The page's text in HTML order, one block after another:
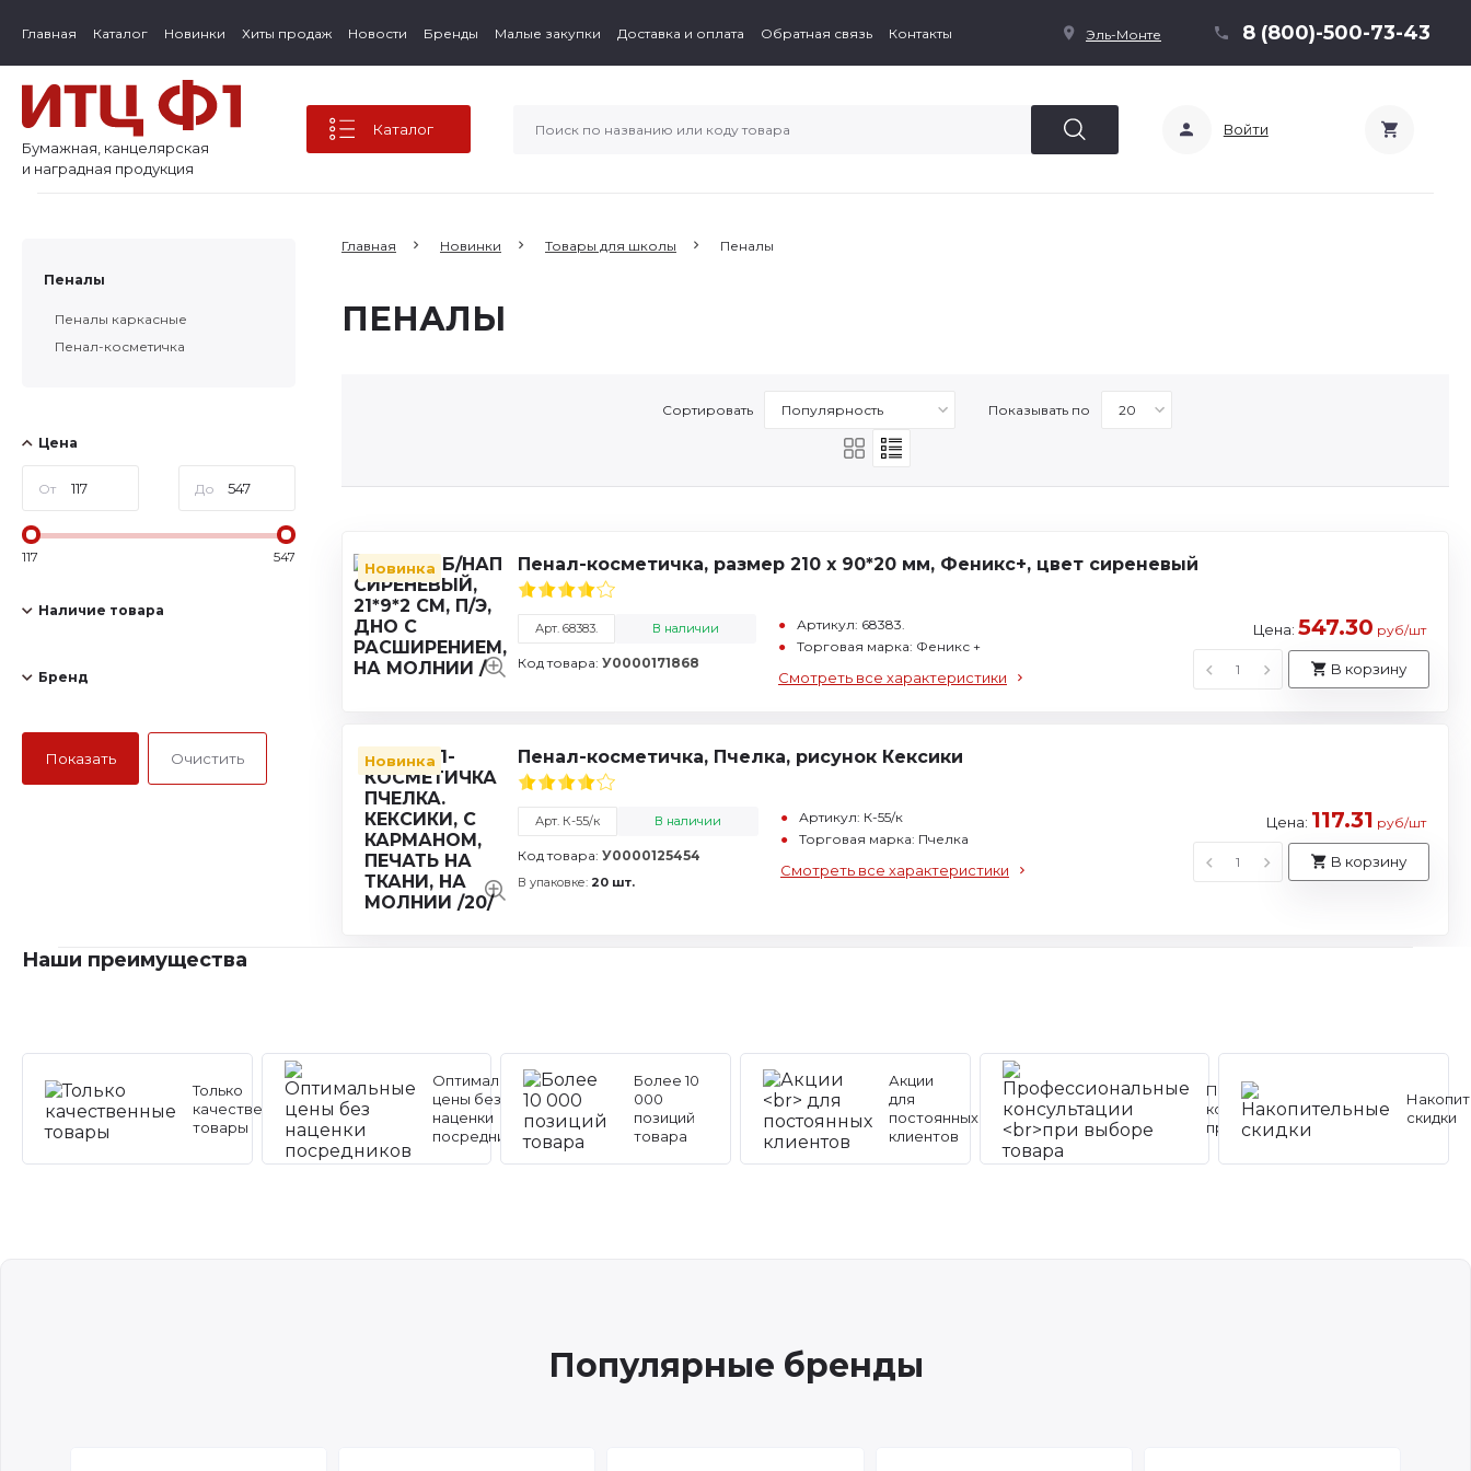
Главная Каталог Новинки Хиты продаж Новости Бренды Малые закупки Доставка и оплата Обратная связь Контакты Эль-Монте 8 (800)-500-73-43
Бумажная, канцелярская
и наградная продукция
Каталог Войти
Пеналы
Пеналы каркасные
Пенал-косметичка
Цена
От До
117 547
Наличие товара
Бренд
Главная Новинки Товары для школы Пеналы
ПЕНАЛЫ
Сортировать Показывать по
Новинка Пенал-косметичка, размер 210 х 90*20 мм, Феникс+, цвет сиреневый
Арт. 68383. В наличии
Код товара: У0000171868
Артикул: 68383.
Торговая марка: Феникс +
Смотреть все характеристики
Цена: 547.30 руб/шт
В корзину
Новинка Пенал-косметичка, Пчелка, рисунок Кексики
Арт. К-55/к В наличии
Код товара: У0000125454
В упаковке: 20 шт.
Артикул: К-55/к
Торговая марка: Пчелка
Смотреть все характеристики
Цена: 117.31 руб/шт
В корзину
Наши преимущества
Только
качественные
товары
Оптимальные
цены без
наценки
посредников
Более 10
000
позиций
товара
Акции
для
постоянных
клиентов
Профессиональные
консультации
при выборе товара
скидки
Популярные бренды